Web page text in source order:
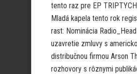
tento raz pre EP
Mladá kapela tento rok
rast: Nominácia
uzavretie zmluvy s
distribučnou firmou Arson
rozhovory s rôznymi